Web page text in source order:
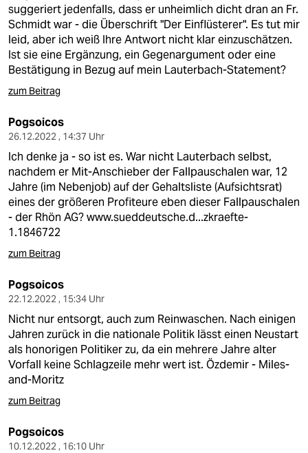
suggeriert jedenfalls, dass er unheimlich dicht dran an Fr.
Schmidt war - die Überschrift "Der Einflüsterer". Es tut mir
leid, aber ich weiß Ihre Antwort nicht klar einzuschätzen.
Ist sie eine Ergänzung, ein Gegenargument oder eine
Bestätigung in Bezug auf mein Lauterbach-Statement?
zum Beitrag
Pogsoicos
26.12.2022 , 14:37 Uhr
Ich denke ja - so ist es. War nicht Lauterbach selbst,
nachdem er Mit-Anschieber der Fallpauschalen war, 12
Jahre (im Nebenjob) auf der Gehaltsliste (Aufsichtsrat)
eines der größeren Profiteure eben dieser Fallpauschalen
- der Rhön AG?www.sueddeutsche.d...zkraefte-
1.1846722
zum Beitrag
Pogsoicos
22.12.2022 , 15:34 Uhr
Nicht nur entsorgt, auch zum Reinwaschen. Nach einigen
Jahren zurück in die nationale Politik lässt einen Neustart
als honorigen Politiker zu, da ein mehrere Jahre alter
Vorfall keine Schlagzeile mehr wert ist. Özdemir - Miles-
and-Moritz
zum Beitrag
Pogsoicos
10.12.2022 , 16:10 Uhr